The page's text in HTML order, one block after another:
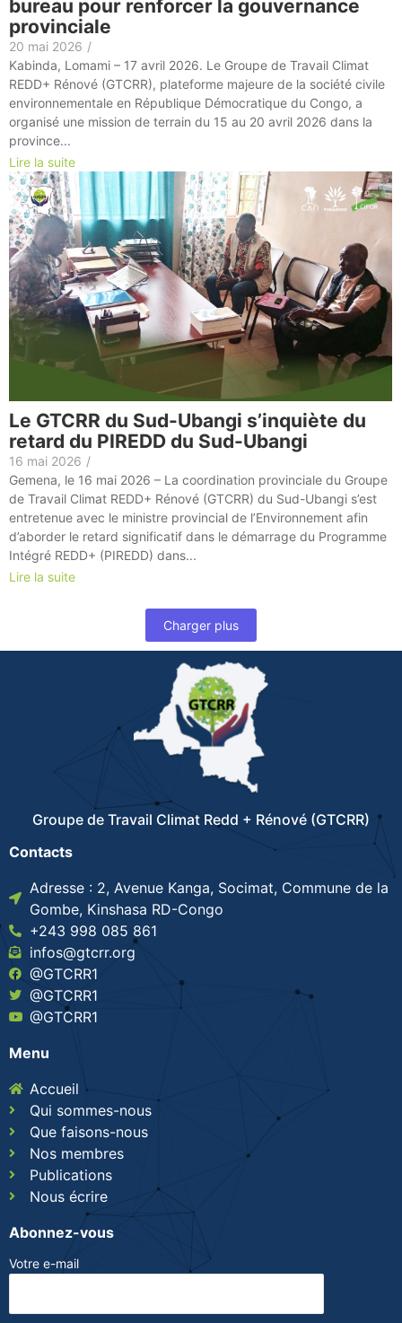
bureau pour renforcer la gouvernance
provinciale
20 mai 2026 /
Kabinda, Lomami – 17 avril 2026. Le Groupe de Travail Climat
REDD+ Rénové (GTCRR), plateforme majeure de la société civile
environnementale en République Démocratique du Congo, a
organisé une mission de terrain du 15 au 20 avril 2026 dans la
province...
Lire la suite
Le GTCRR du Sud-Ubangi s’inquiète du
retard du PIREDD du Sud-Ubangi
16 mai 2026 /
Gemena, le 16 mai 2026 – La coordination provinciale du Groupe
de Travail Climat REDD+ Rénové (GTCRR) du Sud-Ubangi s’est
entretenue avec le ministre provincial de l’Environnement afin
d’aborder le retard significatif dans le démarrage du Programme
Intégré REDD+ (PIREDD) dans...
Lire la suite
Charger plus
Groupe de Travail Climat Redd + Rénové (GTCRR)
Contacts
Adresse : 2, Avenue Kanga, Socimat, Commune de la
Gombe, Kinshasa RD-Congo
+243 998 085 861
infos@gtcrr.org
@GTCRR1
@GTCRR1
@GTCRR1
Menu
Accueil
Qui sommes-nous
Que faisons-nous
Nos membres
Publications
Nous écrire
Abonnez-vous
Votre e-mail